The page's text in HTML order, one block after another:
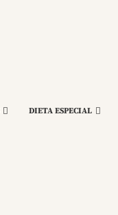
DIETA ESPECIAL